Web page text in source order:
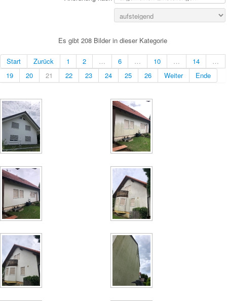
Es gibt 208 Bilder in dieser Kategorie
Start Zurück 1 2 … 6 … 10 … 14
…
19
20 21 22 23 24 25 26 Weiter Ende